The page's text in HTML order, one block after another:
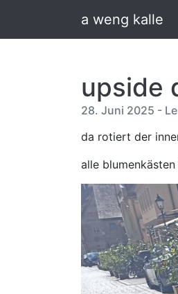
a weng kalle
upside
28. Juni 2025 -
da rotiert der
alle blumenkästen